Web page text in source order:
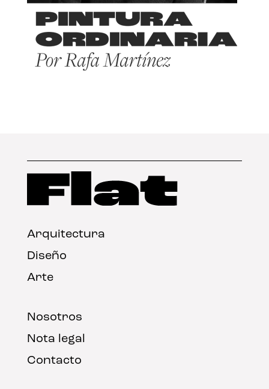
Arquitectura
Diseño
Arte
Nosotros
Nota legal
Contacto